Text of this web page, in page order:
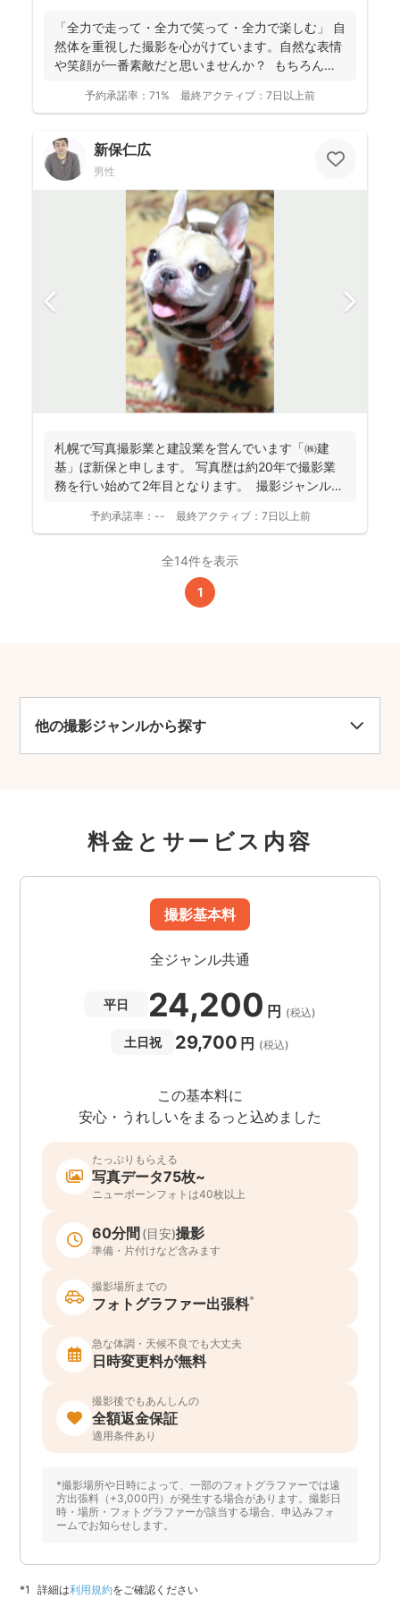
「全力で走って・全力で笑って・全力で楽しむ」 自
然体を重視した撮影を心がけています。自然な表情
や笑顔が一番素敵だと思いませんか？ もちろん、
予約承諾率： 71% 最終アクティブ： 7日以上前
新保仁広
男性
札幌で写真撮影業と建設業を営んでいます「㈱建
基」ぼ新保と申します。 写真歴は約20年で撮影業
務を行い始めて2年目となります。 撮影ジャンルは
予約承諾率： -- 最終アクティブ： 7日以上前
全14件を表示
1
他の撮影ジャンルから探す
料金とサービス内容
撮影基本料
全ジャンル共通
平日 24,200 円 (税込)
土日祝 29,700 円 (税込)
この基本料に
安心・うれしいをまるっと込めました
たっぷりもらえる
写真データ75枚~
ニューボーンフォトは40枚以上
60分間 (目安)撮影
準備・片付けなど含みます
撮影場所までの
フォトグラファー出張料*
急な体調・天候不良でも大丈夫
日時変更料が無料
撮影後でもあんしんの
全額返金保証
適用条件あり
*撮影場所や日時によって、一部のフォトグラファーでは遠
方出張料（+3,000円）が発生する場合があります。撮影日
時・場所・フォトグラファーが該当する場合、申込みフォ
ームでお知らせします。
詳細は利用規約をご確認ください